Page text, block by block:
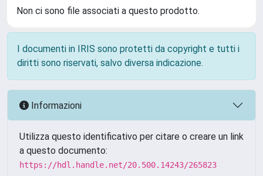
Non ci sono file associati a questo prodotto.
I documenti in IRIS sono protetti da copyright e tutti i
diritti sono riservati, salvo diversa indicazione.
Informazioni
Utilizza questo identificativo per citare o creare un link
a questo documento:
https://hdl.handle.net/20.500.14243/265823